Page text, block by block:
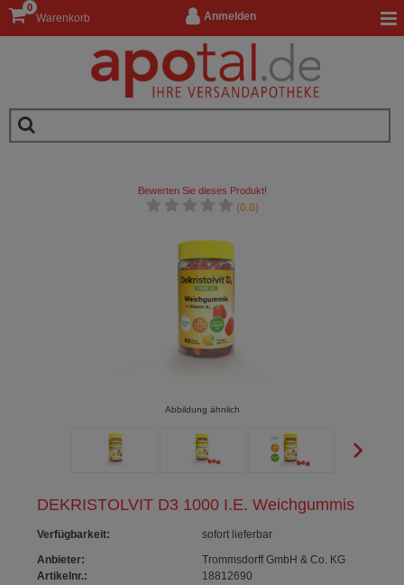
Anmelden
Warenkorb
0
DEKRISTOLVIT D3 1000 I.E. Weichgummis
Verfügbarkeit:
sofort lieferbar
Anbieter:
Trommsdorff GmbH & Co. KG
Artikelnr.:
18812690
Bewerten Sie dieses Produkt!
(0.0)
Abbildung ähnlich